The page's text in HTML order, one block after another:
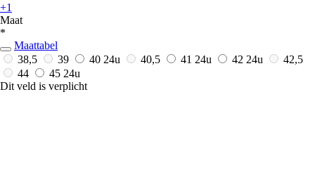
+1
Maat
*
Maattabel
38,5
39 40 24u 40,5 41 24u 42 24u
42,5
44
45 24u
Dit veld is verplicht